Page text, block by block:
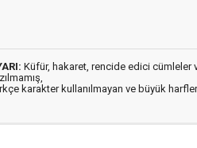
Küfür, hakaret, rencide edici cümleler
karakter kullanılmayan ve büyük